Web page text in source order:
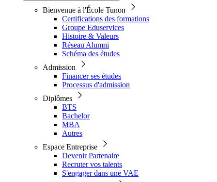
Bienvenue à l'École Tunon
Certifications des formations
Groupe Eduservices
Histoire & Valeurs
Réseau Alumni
Schéma des études
Admission
Financer ses études
Processus d'admission
Diplômes
BTS
Bachelor
MBA
Autres
Espace Entreprise
Devenir Partenaire
Recruter vos talents
S'engager dans une VAE